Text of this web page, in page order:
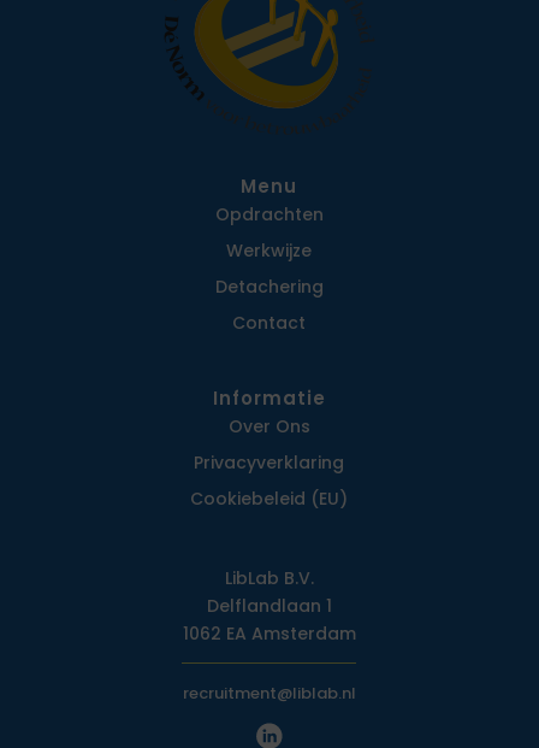
Menu
Opdrachten
Werkwijze
Detachering
Contact
Informatie
Over Ons
Privacy­verklaring
Cookiebeleid (EU)
LibLab B.V.
Delflandlaan 1
1062 EA Amsterdam
recruitment@liblab.nl